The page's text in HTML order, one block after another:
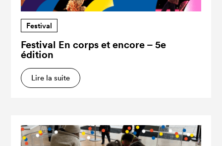
Festival
Festival En corps et encore – 5e
édition
Lire la suite